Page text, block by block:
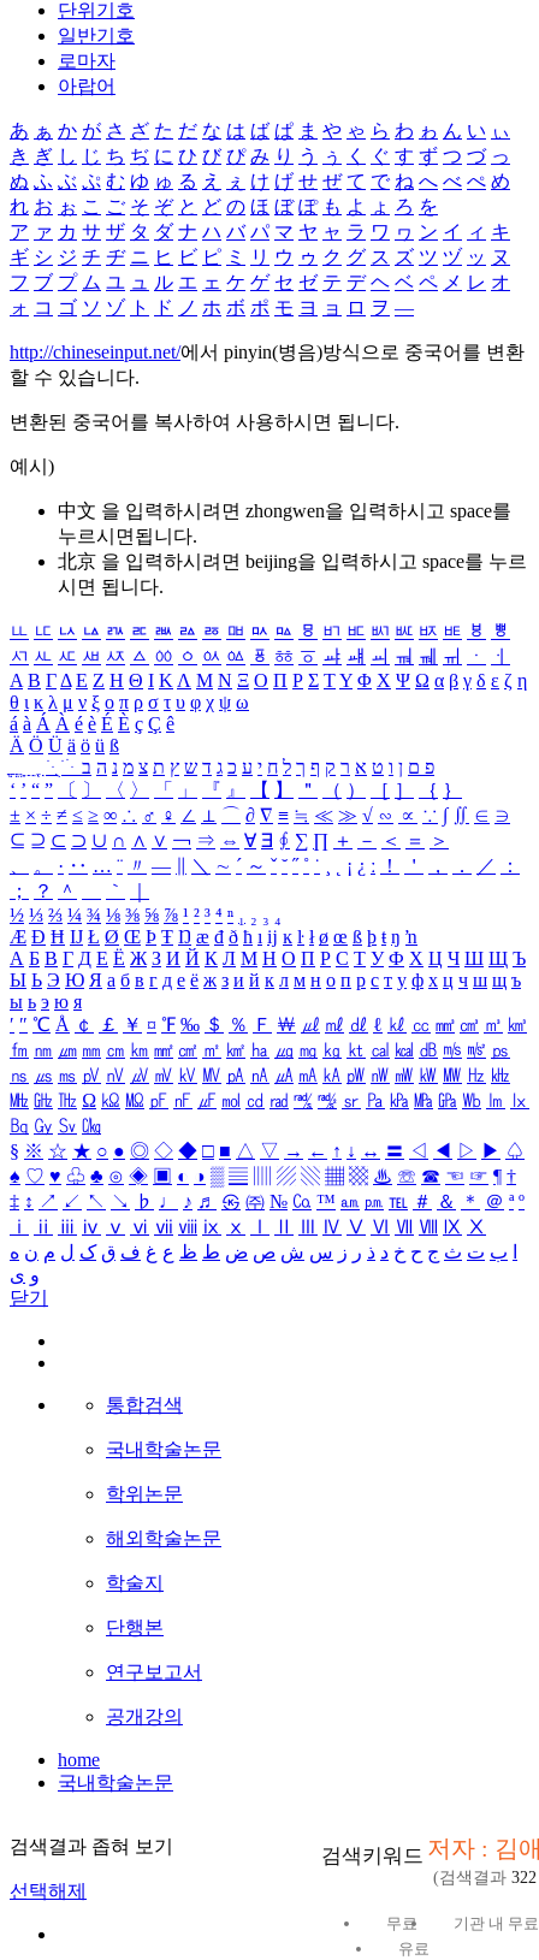
단위기호
일반기호
로마자
아랍어
あ ぁ か が さ ざ た だ な は ば ぱ ま や ゃ ら わ ゎ ん い ぃ
き ぎ し じ ち ぢ に ひ び ぴ み り う ぅ く ぐ す ず つ づ っ
ぬ ふ ぶ ぷ む ゆ ゅ る え ぇ け げ せ ぜ て で ね へ べ ぺ め
れ お ぉ こ ご そ ぞ と ど の ほ ぼ ぽ も よ ょ ろ を
ア ァ カ サ ザ タ ダ ナ ハ バ パ マ ヤ ャ ラ ワ ヮ ン イ ィ キ
ギ シ ジ チ ヂ ニ ヒ ビ ピ ミ リ ウ ゥ ク グ ス ズ ツ ヅ ッ ヌ
フ ブ プ ム ユ ュ ル エ ェ ケ ゲ セ ゼ テ デ ヘ ベ ペ メ レ オ
ォ コ ゴ ソ ゾ ト ド ノ ホ ボ ポ モ ヨ ョ ロ ヲ ―
http://chineseinput.net/에서 pinyin(병음)방식으로 중국어를 변환
할 수 있습니다.
변환된 중국어를 복사하여 사용하시면 됩니다.
예시)
中文 을 입력하시려면 zhongwen을 입력하시고 space를
누르시면됩니다.
北京 을 입력하시려면 beijing을 입력하시고 space를 누르
시면 됩니다.
ㅥ ㅦ ㅧ ㅨ ㅩ ㅪ ㅫ ㅬ ㅭ ㅮ ㅯ ㅰ ㅱ ㅲ ㅳ ㅴ ㅵ ㅶ ㅷ ㅸ
ㅹ
ㅺ ㅻ ㅼ ㅽ ㅾ ㅿ ㆀ ㆁ ㆂ ㆃ ㆄ ㆅ ㆆ ㆇ ㆈ ㆉ ㆊ ㆋ ㆌ ㆍ
ㆎ
Α Β ΓΔ Ε Ζ Η Θ Ι ΚΛ Μ Ν Ξ Ο Π Ρ Σ ΤΥ Φ Χ Ψ Ω α β γ δ ε ζ η
θ ι κ λ μ ν ξ ο π ρ σ τ υ φ χ ψ ω
á à Á À é è É È ç Ç ê
Ä Ö Ü ä ö ü ß
ִֶֹ ֻּ ׁׂ פ ם ן ו ט א ר ק ף ך ל ח י ע כ ג ד ש ץ ת צ מ נ ה ב
‘ ’ “ ” 〔 〕 〈 〉 「 」 『 』 【 】 ＂ （ ） ［ ］ ｛ ｝
± × ÷ ≠ ≤ ≥ ∞ ∴ ♂ ♀ ∠ ⊥ ⌒ ∂ ∇ ≡ ≒ ≪ ≫ √ ∽ ∝ ∵ ∫ ∬ ∈ ∋
⊆ ⊇ ⊂ ⊃ ∪ ∩ ∧ ∨ ￢ ⇒ ⇔ ∀ ∃ ∮ ∑ ∏ ＋ － ＜ ＝
＞
、
。 · ‥ … ¨ 〃 ― ＼ ∼ ´ ～ ˇ ˘ ˝ ˚ ˙ ¸ ¡ ¿ ː ！ ＇ ， ． ／
：
；
？ ＾ ｀
½ ⅓ ⅔ ¼ ¾ ⅛ ⅜ ⅝ ⅞ ¹ ² ³ ⁴ ⁿ ₁ ₂ ₃ ₄
Æ Ð Ħ Ĳ Ł Ø Œ Þ Ŧ Ŋ æ đ ð ħ ı ĳ ĸ ŀ ł ø œ ß þ ŧ ŋ ŉ
А Б В Г Д Е Ё Ж З И Й К Л М Н О П Р С Т У Ф Х Ц Ч Ш Щ Ъ
Ы Ь Э Ю Я а б в г д е ё ж з и й к л м н о п р с т у ф х ц ч ш щ ъ
ы ь э ю я
′ ″ ℃ Å ￠ ￡ ￥ ¤ ℉ ‰ ＄ ％ Ｆ ￦ ㎕ ㎖ ㎗ ℓ ㎘ ㏄ ㎣ ㎤ ㎥ ㎦
㎙ ㎚ ㎛ ㎜ ㎝ ㎞ ㎟ ㎠ ㎡ ㎢ ㏊ ㎍ ㎎ ㎏ ㏏ ㎈ ㎉ ㏈ ㎧ ㎨ ㎰
㎱ ㎲ ㎳ ㎴ ㎵ ㎶ ㎷ ㎸ ㎹ ㎀ ㎁ ㎂ ㎃ ㎄ ㎺ ㎻ ㎽ ㎾ ㎿ ㎐ ㎑
㎒ ㎓ ㎔ Ω ㏀ ㏁ ㎊ ㎋ ㎌ ㏖ ㏅ ㎭ ㎮ ㎯ ㏛ ㎩ ㎪ ㎫ ㎬ ㏝ ㏐
㏓
㏃ ㏉ ㏜ ㏆
§ ※ ☆ ★ ○ ● ◎ ◇ ◆ □ ■ △ ▽ → ← ↑ ↓ ↔ 〓 ◁ ◀ ▷ ▶ ♤
♠ ♡ ♥ ♧ ♣ ⊙ ◈ ▣ ◐ ◑ ▒ ▤ ▨ ▧ ▦ ▩ ♨ ☏ ☎ ☜ ☞ ¶ †
‡ ↕ ↗ ↙ ↖ ↘ ♭ ♩ ♪ ♬ ㉿ ㈜ № ㏇ ™ ㏂ ㏘ ℡ ＃ ＆ ＊ ＠ ª º
ⅰ
ⅱ ⅲ ⅳ ⅴ ⅵ ⅶ ⅷ ⅸ ⅹ Ⅳ Ⅴ Ⅵ Ⅶ Ⅷ Ⅸ Ⅹ
ب ت ث ج ح خ د ذ ر ز س ش ص ض ط ظ ع غ ف ق ک ل م ن ه
و ی
닫기
통합검색
국내학술논문
학위논문
해외학술논문
학술지
단행본
연구보고서
공개강의
home
국내학술논문
검색결과 좁혀 보기
선택해제
검색키워드 저자 : 김
(검색결과 322
무료
기관 내 무료
유료